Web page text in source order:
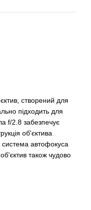
створений для
підходить для
f/2.8 забезпечує
об'єктива
система автофокуса
також чудово